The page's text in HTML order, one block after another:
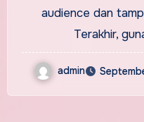
audience dan
Terakhir,
admin